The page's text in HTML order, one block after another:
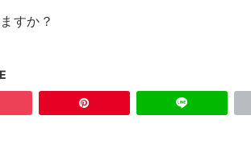
すか？